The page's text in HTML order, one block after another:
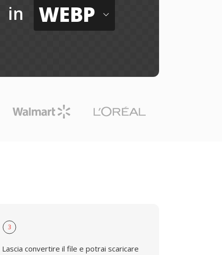
in WEBP
3
Lascia convertire il file e potrai scaricare